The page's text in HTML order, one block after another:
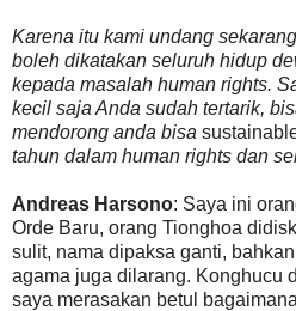
Karena itu kami undang
boleh dikatakan seluruh hidup
kepada masalah human rights.
kecil saja Anda sudah tertarik,
mendorong anda bisa
tahun dalam human rights dan
Andreas Harsono: Saya ini
Orde Baru, orang Tionghoa
sulit, nama dipaksa ganti,
agama juga dilarang. Konghucu
saya merasakan betul